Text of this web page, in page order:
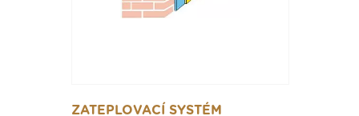
ZATEPLOVACÍ SYSTÉM